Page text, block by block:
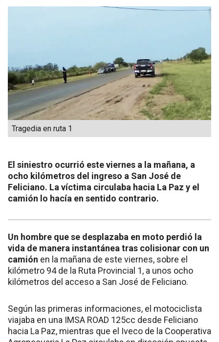
Tragedia en ruta 1
El siniestro ocurrió este viernes a la mañana, a
ocho kilómetros del ingreso a San José de
Feliciano. La víctima circulaba hacia La Paz y el
camión lo hacía en sentido contrario.
Un hombre que se desplazaba en moto perdió la
vida de manera instantánea tras colisionar con un
camión en la mañana de este viernes, sobre el
kilómetro 94 de la Ruta Provincial 1, a unos ocho
kilómetros del acceso a San José de Feliciano.
Según las primeras informaciones, el motociclista
viajaba en una IMSA ROAD 125cc desde Feliciano
hacia La Paz, mientras que el Iveco de la Cooperativa